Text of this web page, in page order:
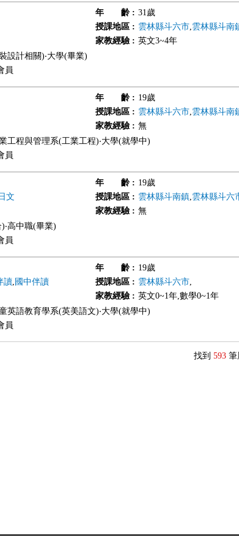
年 齡: 31歲
授課地區: 雲林縣斗六市,雲林縣斗南
家教經驗: 英文3~4年
設計相關)‧大學(畢業)
員
年 齡: 19歲
授課地區: 雲林縣斗六市,雲林縣斗南
家教經驗: 無
工程與管理系(工業工程)‧大學(就學中)
員
年 齡: 19歲
日文 授課地區: 雲林縣斗南鎮,雲林縣斗六
家教經驗: 無
高中職(畢業)
員
年 齡: 19歲
讀, 國中伴讀 授課地區: 雲林縣斗六市,
家教經驗: 英文0~1年,數學0~1年
英語教育學系(英美語文)‧大學(就學中)
員
找到 593 筆